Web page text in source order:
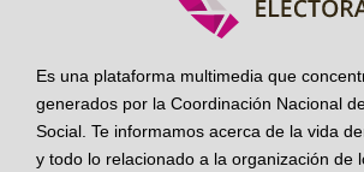
Es una plataforma multimedia que
generados por la Coordinación Nacional
Social. Te informamos acerca de la vida
y todo lo relacionado a la organización de